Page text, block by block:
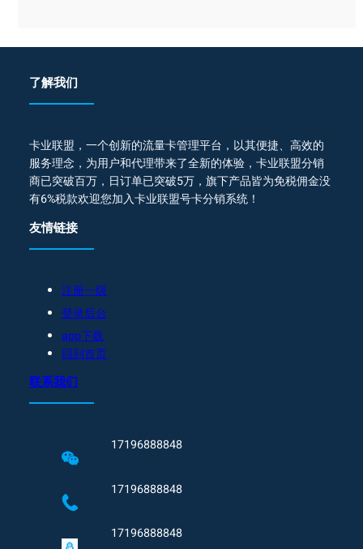
了解我们
卡业联盟，一个创新的流量卡管理平台，以其便捷、高效的
服务理念，为用户和代理带来了全新的体验，卡业联盟分销
商已突破百万，日订单已突破5万，旗下产品皆为免税佣金没
有6%税款欢迎您加入卡业联盟号卡分销系统！
友情链接
注册一级
登录后台
app下载
回到首页
联系我们
17196888848
17196888848
17196888848